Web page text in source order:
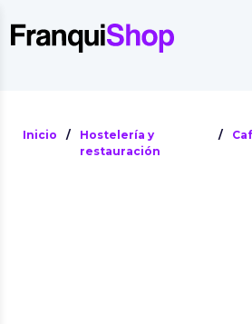
Inicio /
Hostelería y
restauración
/